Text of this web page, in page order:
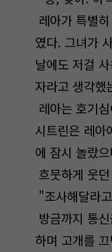
레아가 특별
였다. 그녀가
날에도 저걸
자라고 생각했
레아는 호기
시트린은 레아
에 잠시 놀랐
흐뭇하게 웃
"조사해달라
방금까지 통
하며 고개를